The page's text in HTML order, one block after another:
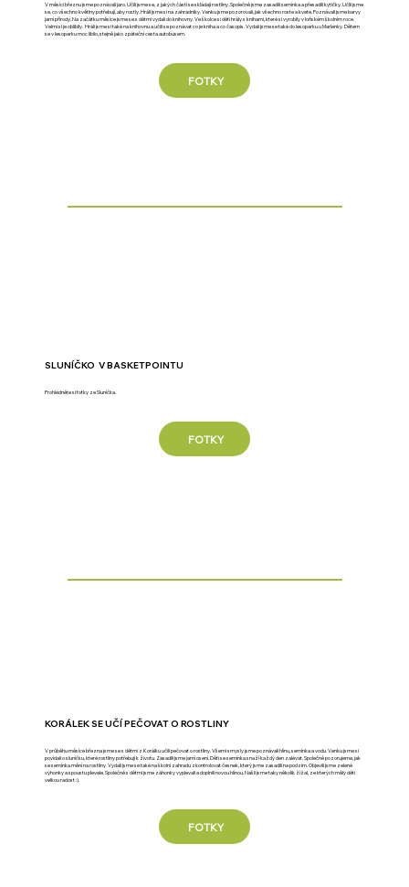
V měsíci březnu jsme poznávali jaro. Učili jsme se, z jakých částí se skládají rostliny. Společně jsme zasadili semínka a přesadili kytičky. Učili jsme
se, co všechno květiny potřebují, aby rostly. Hráli jsme si na zahradníky. Venku jsme pozorovali, jak všechno roste a kvete. Poznávali jsme barvy
jarní přírody. Na začátku měsíce jsme se s dětmi vydali do knihovny. Ve školce si děti hrály s knihami, které si vyrobily v loňském školním roce.
Velmi si je oblíbily. Hráli jsme si také na knihovnu a učili se poznávat co je kniha a co časopis. Vydali jsme se také do lesoparku u Marlenky. Dětem
se v lesoparku moc líbilo, stejně jako zpáteční cesta autobusem.
FOTKY
SLUNÍČKO V BASKETPOINTU
Prohlédněte si fotky ze Sluníčka.
FOTKY
KORÁLEK SE UČÍ PEČOVAT O ROSTLINY
V průběhu měsíce března jsme se s dětmi z Korálku učili pečovat o rostliny. Všemi smysly jsme poznávali hlínu, semínka a vodu. Venku jsme si
povídali o sluníčku, které rostliny potřebují k životu. Zasadili jsme jarní osení. Děti se semínka snaží každý den zalévat. Společně pozorujeme, jak
se semínka mění na rostliny. Vydali jsme se také na školní zahradu zkontrolovat česnek, který jsme zasadili na podzim. Objevili jsme zelené
výhonky a spoustu plevele. Společně s dětmi jsme záhonky vyplevali a doplnili novou hlínou. Našli jsme taky několik žížal, ze kterých měly děti
velkou radost :).
FOTKY